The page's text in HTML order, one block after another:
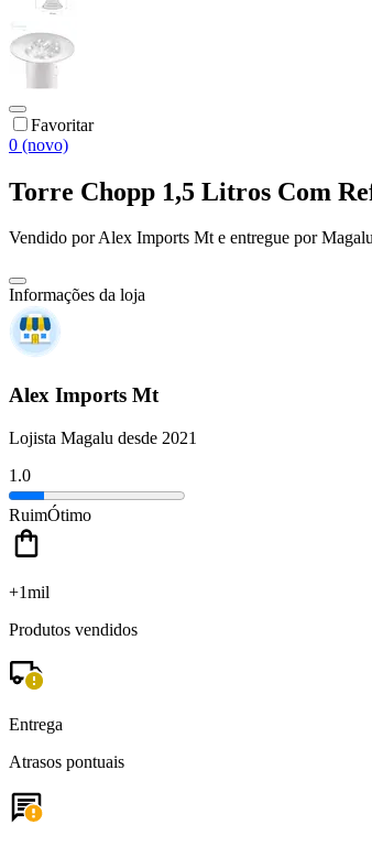
Favoritar
0 (novo)
Torre Chopp 1,5 Litros Com
Vendido porAlex Imports Mte entregue por
Informações da loja
Alex Imports Mt
Lojista Magalu desde 2021
1.0
RuimÓtimo
+1mil
Produtos vendidos
Entrega
Atrasos pontuais